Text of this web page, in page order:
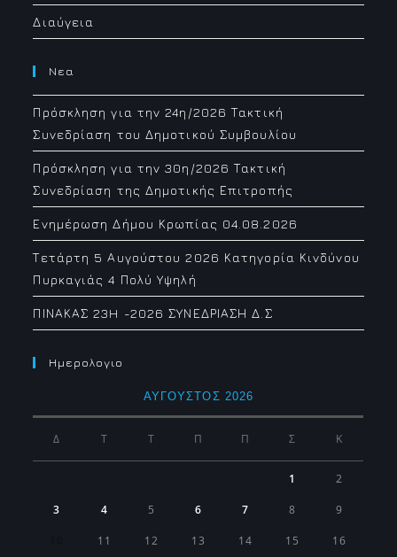
Διαύγεια
Νεα
Πρόσκληση για την 24η/2026 Τακτική
Συνεδρίαση του Δημοτικού Συμβουλίου
Πρόσκληση για την 30η/2026 Τακτική
Συνεδρίαση της Δημοτικής Επιτροπής
Ενημέρωση Δήμου Κρωπίας 04.08.2026
Τετάρτη 5 Αυγούστου 2026 Κατηγορία Κινδύνου
Πυρκαγιάς 4 Πολύ Υψηλή
ΠΙΝΑΚΑΣ 23H -2026 ΣΥΝΕΔΡΙΑΣΗ Δ.Σ
Ημερολογιο
ΑΎΓΟΥΣΤΟΣ 2026
Δ Τ Τ Π Π Σ Κ
1 2
3 4 5 6 7 8 9
11 12 13 14 15 16